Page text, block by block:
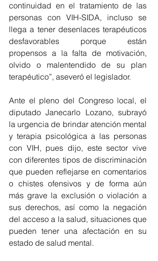
continuidad en el tratamiento de las
personas con VIH-SIDA, incluso se
llega a tener desenlaces terapéuticos
desfavorables porque están
propensos a la falta de motivación,
olvido o malentendido de su plan
terapéutico”, aseveró el legislador.
Ante el pleno del Congreso local, el
diputado Janecarlo Lozano, subrayó
la urgencia de brindar atención mental
y terapia psicológica a las personas
con VIH, pues dijo, este sector vive
con diferentes tipos de discriminación
que pueden reflejarse en comentarios
o chistes ofensivos y de forma aún
más grave la exclusión o violación a
sus derechos, así como la negación
del acceso a la salud, situaciones que
pueden tener una afectación en su
estado de salud mental.